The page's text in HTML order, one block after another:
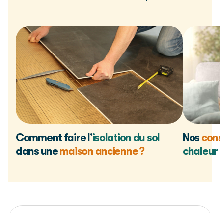
Comment faire l’isolation du sol
dans unemaison ancienne ?
Nos
chaleur